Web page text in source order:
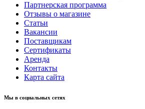
Партнерская программа
Отзывы о магазине
Статьи
Вакансии
Поставщикам
Сертификаты
Аренда
Контакты
Карта сайта
Мы в социальных сетях